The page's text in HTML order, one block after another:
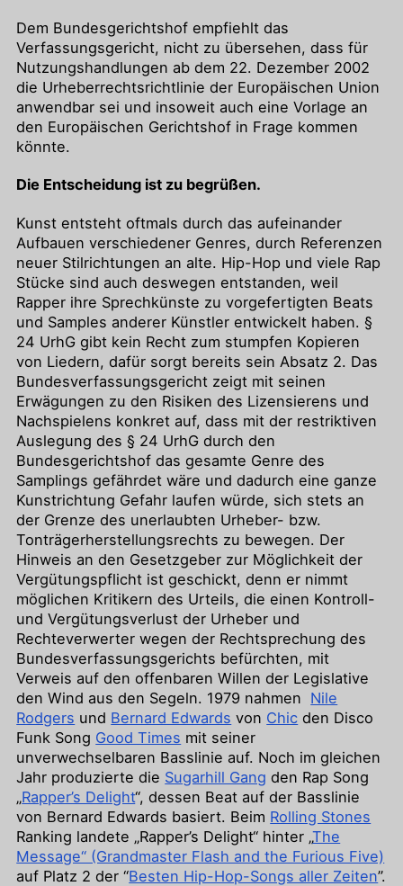
Dem Bundesgerichtshof empfiehlt das
Verfassungsgericht, nicht zu übersehen, dass für
Nutzungshandlungen ab dem 22. Dezember 2002
die Urheberrechtsrichtlinie der Europäischen Union
anwendbar sei und insoweit auch eine Vorlage an
den Europäischen Gerichtshof in Frage kommen
könnte.
Die Entscheidung ist zu begrüßen.
Kunst entsteht oftmals durch das aufeinander
Aufbauen verschiedener Genres, durch Referenzen
neuer Stilrichtungen an alte. Hip-Hop und viele Rap
Stücke sind auch deswegen entstanden, weil
Rapper ihre Sprechkünste zu vorgefertigten Beats
und Samples anderer Künstler entwickelt haben. §
24 UrhG gibt kein Recht zum stumpfen Kopieren
von Liedern, dafür sorgt bereits sein Absatz 2. Das
Bundesverfassungsgericht zeigt mit seinen
Erwägungen zu den Risiken des Lizensierens und
Nachspielens konkret auf, dass mit der restriktiven
Auslegung des § 24 UrhG durch den
Bundesgerichtshof das gesamte Genre des
Samplings gefährdet wäre und dadurch eine ganze
Kunstrichtung Gefahr laufen würde, sich stets an
der Grenze des unerlaubten Urheber- bzw.
Tonträgerherstellungsrechts zu bewegen. Der
Hinweis an den Gesetzgeber zur Möglichkeit der
Vergütungspflicht ist geschickt, denn er nimmt
möglichen Kritikern des Urteils, die einen Kontroll-
und Vergütungsverlust der Urheber und
Rechteverwerter wegen der Rechtsprechung des
Bundesverfassungsgerichts befürchten, mit
Verweis auf den offenbaren Willen der Legislative
den Wind aus den Segeln. 1979 nahmen Nile
Rodgers und Bernard Edwards von Chic den Disco
Funk Song Good Times mit seiner
unverwechselbaren Basslinie auf. Noch im gleichen
Jahr produzierte die Sugarhill Gang den Rap Song
„Rapper’s Delight“, dessen Beat auf der Basslinie
von Bernard Edwards basiert. Beim Rolling Stones
Ranking landete „Rapper’s Delight“ hinter „The
Message“ (Grandmaster Flash and the Furious Five)
auf Platz 2 der “Besten Hip-Hop-Songs aller Zeiten”.